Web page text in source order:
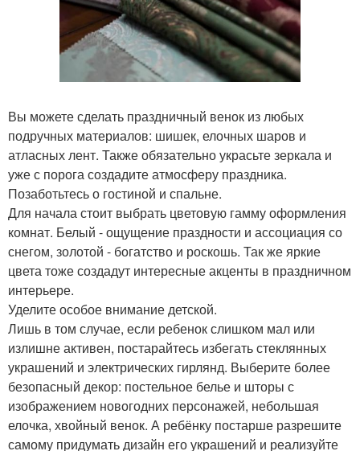
Вы можете сделать праздничный венок из любых
подручных материалов: шишек, елочных шаров и
атласных лент. Также обязательно украсьте зеркала и
уже с порога создадите атмосферу праздника.
Позаботьтесь о гостиной и спальне.
Для начала стоит выбрать цветовую гамму оформления
комнат. Белый - ощущение праздности и ассоциация со
снегом, золотой - богатство и роскошь. Так же яркие
цвета тоже создадут интересные акценты в праздничном
интерьере.
Уделите особое внимание детской.
Лишь в том случае, если ребенок слишком мал или
излишне активен, постарайтесь избегать стеклянных
украшений и электрических гирлянд. Выберите более
безопасный декор: постельное белье и шторы с
изображением новогодних персонажей, небольшая
елочка, хвойный венок. А ребёнку постарше разрешите
самому придумать дизайн его украшений и реализуйте